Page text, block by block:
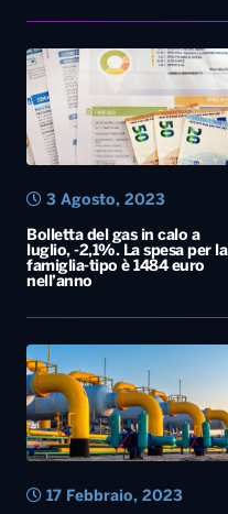
Bolletta del gas in calo a
luglio, -2,1%. La spesa per la
famiglia-tipo è 1484 euro
nell’anno
3 Agosto, 2023
17 Febbraio, 2023